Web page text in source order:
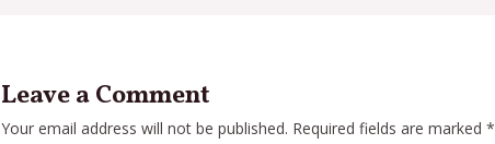
Leave a Comment
Your email address will not be published. Required fields are marked*